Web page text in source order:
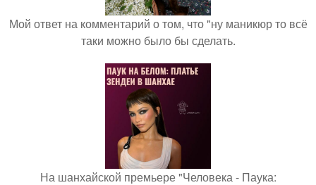
Мой ответ на комментарий о том, что "ну маникюр то всё
таки можно было бы сделать.
На шанхайской премьере "Человека - Паука: